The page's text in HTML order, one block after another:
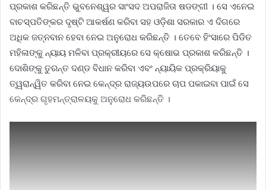
ପ୍ରକାଶ କରିଛନ୍ତି ଭୁବନେଶ୍ୱର ସାଂସଦ ଅପରାଜିତା ଷଡଙ୍ଗୀ । ସେ ଏନେଇ
ବାଚସ୍ପତିଙ୍କର ଦୃଷ୍ଟି ଆକର୍ଷଣ କରିବା ସହ ଓଡ଼ିଶା ସରକାର ଏ ଦିଗରେ
ଅଧିକ ଜତ୍ନବାନ ହେବା ନେଇ ଅନୁରୋଧ କରିଛନ୍ତି । ତେବେ ହିଂସାରେ ପିଡିତ
ମହିଳାଙ୍କୁ ନ୍ୟାୟ ମଳିବା ପ୍ରକ୍ରୀୟରେ ସେ କ୍ଷୋଭ ପ୍ରକାଶ କରିଛନ୍ତି ।
ଦୋଶିଙ୍କୁ ତୁରନ୍ତ ଦଣ୍ଡ ବିଧାନ କରିବା ଏବଂ ନ୍ୟାୟିକ ପ୍ରକ୍ରିୟାକୁ
ତ୍ୱରାନ୍ୱିତ କରିବା ନେଇ କେନ୍ଦ୍ର ରାଜ୍ୟଉପରେ ଚାପ ପକାଇବା ପାଇଁ ସେ
କେନ୍ଦ୍ର ଗୃହମନ୍ତ୍ରାଳୟକୁ ଅନୁରୋଧ କରିଛନ୍ତି ।